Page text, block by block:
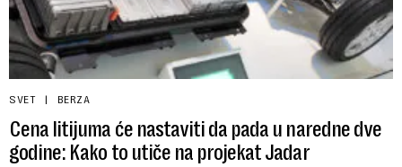
SVET BERZA
Cena litijuma će nastaviti da pada u naredne dve
godine: Kako to utiče na projekat Jadar